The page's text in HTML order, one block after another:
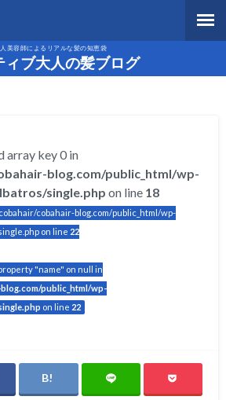
美容師によるリアルな髪の知恵袋
ィブ大人の髪ブログ
array key 0 in
blog.com/public_html/wp-
single.php on line 18
cobahair-blog.com/public_html/wp-
on line 22
"name" on null in
public_html/wp-
on line 22